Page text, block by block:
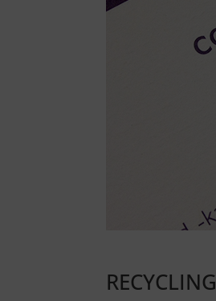
RECYCLING